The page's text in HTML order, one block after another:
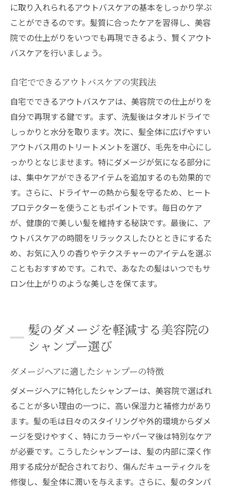
に取り入れられるアウトバスケアの基本をしっかり学ぶ
ことができるのです。髪質に合ったケアを習得し、美容
院での仕上がりをいつでも再現できるよう、賢くアウト
バスケアを行いましょう。
自宅でできるアウトバスケアの実践法
自宅でできるアウトバスケアは、美容院での仕上がりを
自分で再現する鍵です。まず、洗髪後はタオルドライで
しっかりと水分を取ります。次に、髪全体に広げやすい
アウトバス用のトリートメントを選び、毛先を中心にし
っかりとなじませます。特にダメージが気になる部分に
は、集中ケアができるアイテムを追加するのも効果的で
す。さらに、ドライヤーの熱から髪を守るため、ヒート
プロテクターを使うこともポイントです。毎日のケア
が、健康的で美しい髪を維持する秘訣です。最後に、ア
ウトバスケアの時間をリラックスしたひとときにするた
め、お気に入りの香りやテクスチャーのアイテムを選ぶ
こともおすすめです。これで、あなたの髪はいつでもサ
ロン仕上がりのような美しさを保てます。
髪のダメージを軽減する美容院の
シャンプー選び
ダメージヘアに適したシャンプーの特徴
ダメージヘアに特化したシャンプーは、美容院で選ばれ
ることが多い理由の一つに、高い保湿力と補修力があり
ます。髪の毛は日々のスタイリングや外的環境からダメ
ージを受けやすく、特にカラーやパーマ後は特別なケア
が必要です。こうしたシャンプーは、髪の内部に深く作
用する成分が配合されており、傷んだキューティクルを
修復し、髪全体に潤いを与えます。さらに、髪のタンパ